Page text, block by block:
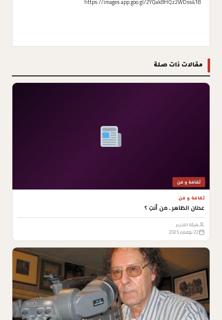
https://images.app.goo.gl/2YQak8HQz2WDss418
مقالات ذات صلة
ثقافة و فن
ثقافة و فن
عدنان الظاهر ـ من أنتِ ؟
هيئة التحرير
22 نوفمبر 2025